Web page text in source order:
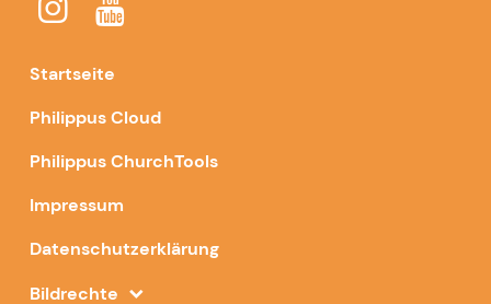
Startseite
Philippus Cloud
Philippus ChurchTools
Impressum
Datenschutzerklärung
Bildrechte